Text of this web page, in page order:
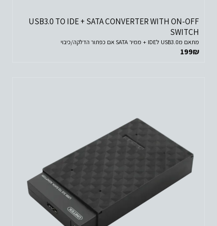
USB3.0 TO IDE + SATA CONVERTER WITH ON-OFF
SWITCH
מתאם מUSB3.0 לIDE + ממיר SATA אם כפתור הדלקה/כיבוי
199₪